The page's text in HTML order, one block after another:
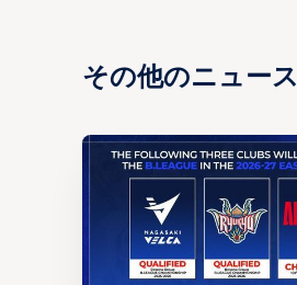
その他のニュース